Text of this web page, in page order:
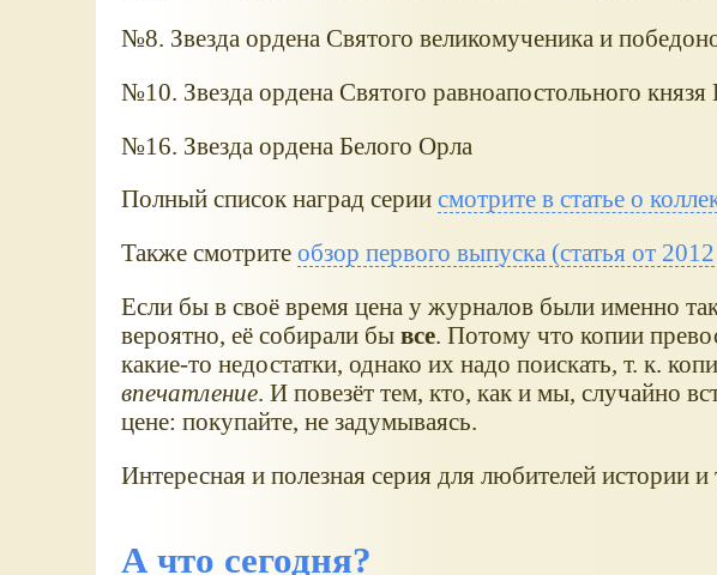
№8. Звезда ордена Святого великомученика и
№10. Звезда ордена Святого равноапостольного
№16. Звезда ордена Белого Орла
Полный список наград серии смотрите в статье о
Также смотрите обзор первого выпуска (статья от
Если бы в своё время цена у журналов были именно
вероятно, её собирали бы все. Потому что копии
какие-то недостатки, однако их надо поискать, т. к.
впечатление. И повезёт тем, кто, как и мы, случайно
цене: покупайте, не задумываясь.
Интересная и полезная серия для любителей истории и
А что сегодня?